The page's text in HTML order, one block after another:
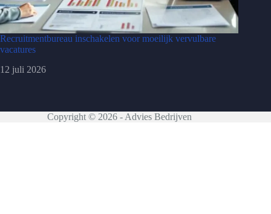
Recruitmentbureau inschakelen voor moeilijk vervulbare
vacatures
12 juli 2026
Copyright © 2026 - Advies Bedrijven